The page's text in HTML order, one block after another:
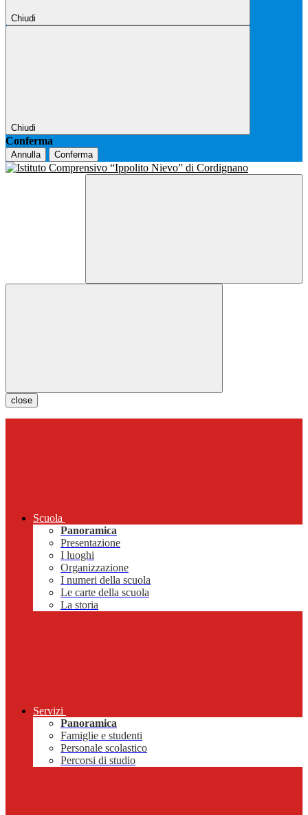
Chiudi
Chiudi
Conferma
Annulla Conferma
close
Scuola
Panoramica
Presentazione
I luoghi
Organizzazione
I numeri della scuola
Le carte della scuola
La storia
Servizi
Panoramica
Famiglie e studenti
Personale scolastico
Percorsi di studio